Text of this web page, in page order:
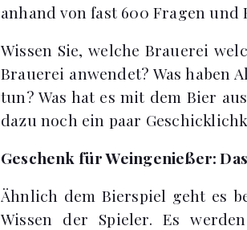
anhand von fast 600 Fragen und
Wissen Sie, welche Brauerei
Brauerei anwendet? Was haben
tun? Was hat es mit dem Bier
dazu noch ein paar
Geschenk für Weingenießer:
Ähnlich dem Bierspiel geht es
Wissen der Spieler. Es